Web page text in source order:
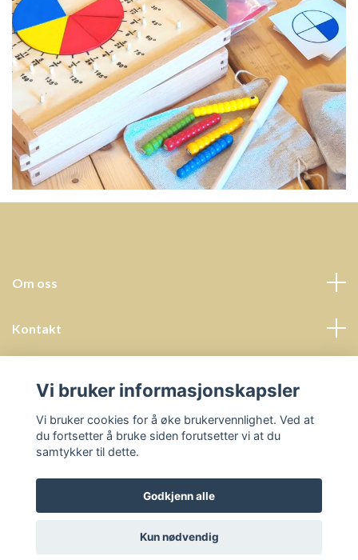
Om oss
Kontakt
Sosiale medier
© 2026 Undervisningsressurser - Prosjektbyrå Helena Hals
Vi bruker informasjonskapsler
Vi bruker cookies for å øke brukervennlighet. Ved at
du fortsetter å bruke siden forutsetter vi at du
samtykker til dette.
Godkjenn alle
Kun nødvendig